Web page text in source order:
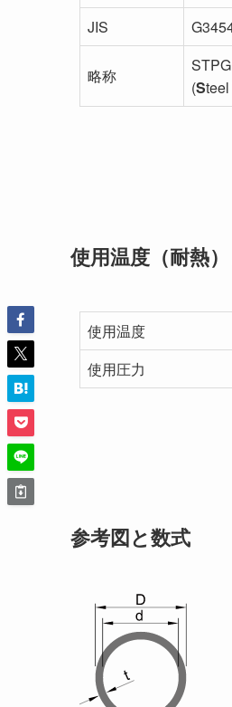
JIS
略称
STPG
(Steel
使用温度（耐熱
使用温度
使用圧力
参考図と数式